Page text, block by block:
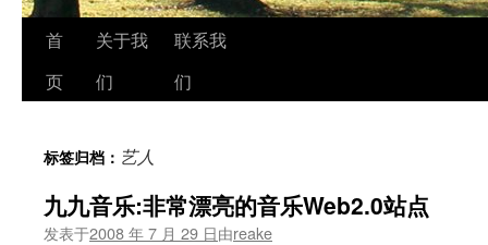
跳
至
文
首
页
关于我
们
联系我
们
标签归档： 艺人
九九音乐:非常漂亮的音乐Web2.0站点
发表于2008 年 7 月 29 日由reake